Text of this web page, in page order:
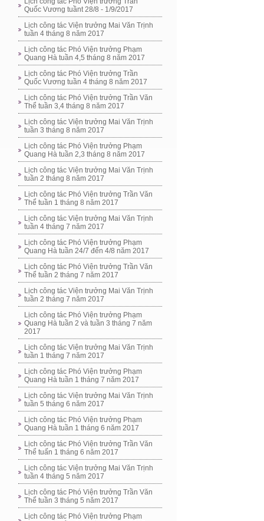
Quốc Vương tuầnt 28/8 - 1/9/2017
Lịch công tác Viện trưởng Mai Văn Trịnh
tuần 4 tháng 8 năm 2017
Lịch công tác Phó Viện trưởng Phạm
Quang Hà tuần 4,5 tháng 8 năm 2017
Lịch công tác Phó Viện trưởng Trần
Quốc Vương tuần 4 tháng 8 năm 2017
Lịch công tác Phó Viện trưởng Trần Văn
Thể tuần 3,4 tháng 8 năm 2017
Lịch công tác Viện trưởng Mai Văn Trịnh
tuần 3 tháng 8 năm 2017
Lịch công tác Phó Viện trưởng Phạm
Quang Hà tuần 2,3 tháng 8 năm 2017
Lịch công tác Viện trưởng Mai Văn Trịnh
tuần 2 tháng 8 năm 2017
Lịch công tác Phó Viện trưởng Trần Văn
Thể tuần 1 tháng 8 năm 2017
Lịch công tác Viện trưởng Mai Văn Trịnh
tuần 4 tháng 7 năm 2017
Lịch công tác Phó Viện trưởng Phạm
Quang Hà tuần 24/7 đến 4/8 năm 2017
Lịch công tác Phó Viện trưởng Trần Văn
Thể tuần 2 tháng 7 năm 2017
Lịch công tác Viện trưởng Mai Văn Trịnh
tuần 2 tháng 7 năm 2017
Lịch công tác Phó Viện trưởng Phạm
Quang Hà tuần 2 và tuần 3 tháng 7 năm
2017
Lịch công tác Viện trưởng Mai Văn Trịnh
tuần 1 tháng 7 năm 2017
Lịch công tác Phó Viện trưởng Phạm
Quang Hà tuần 1 tháng 7 năm 2017
Lịch công tác Viện trưởng Mai Văn Trịnh
tuần 5 tháng 6 năm 2017
Lịch công tác Phó Viện trưởng Phạm
Quang Hà tuần 1 tháng 6 năm 2017
Lịch công tác Phó Viện trưởng Trần Văn
Thể tuấn 1 tháng 6 năm 2017
Lịch công tác Viện trưởng Mai Văn Trịnh
tuần 4 tháng 5 năm 2017
Lịch công tác Phó Viện trưởng Trần Văn
Thể tuần 3 tháng 5 năm 2017
Lịch công tác Phó Viện trưởng Phạm